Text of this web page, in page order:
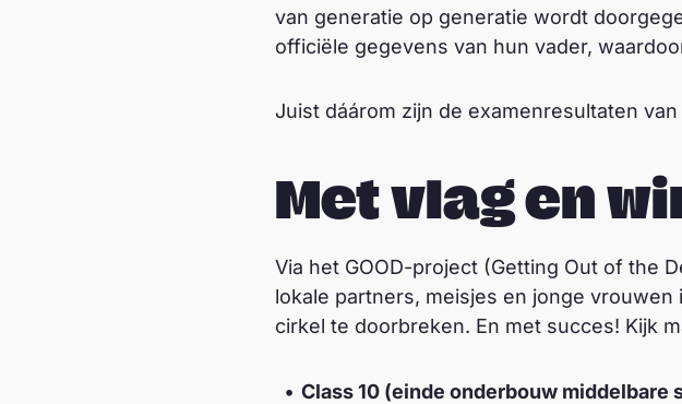
van generatie op generatie wordt
officiële gegevens van hun vader,
Juist dáárom zijn de examenresultaten
Met vlag en
Via het GOOD-project (Getting Out of the
lokale partners, meisjes en jonge
cirkel te doorbreken. En met succes! Kijk
Class 10 (einde onderbouw middelbare